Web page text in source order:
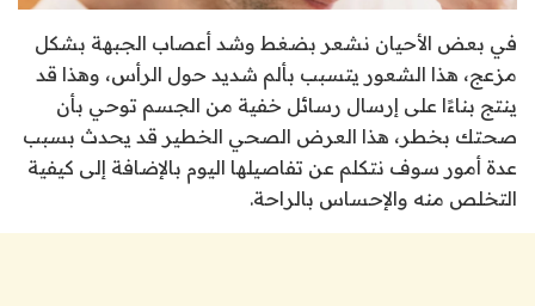
في بعض الأحيان نشعر بضغط وشد أعصاب الجبهة بشكل
مزعج، هذا الشعور يتسبب بألم شديد حول الرأس، وهذا قد
ينتج بناءًا على إرسال رسائل خفية من الجسم توحي بأن
صحتك بخطر، هذا العرض الصحي الخطير قد يحدث بسبب
عدة أمور سوف نتكلم عن تفاصيلها اليوم بالإضافة إلى كيفية
التخلص منه والإحساس بالراحة.